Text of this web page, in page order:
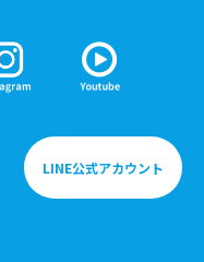
LINE公式アカウント